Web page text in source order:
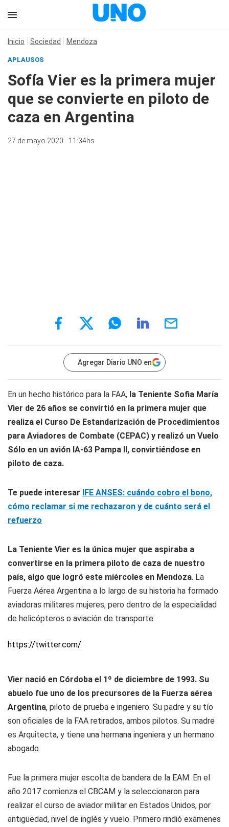
Inicio Sociedad Mendoza
APLAUSOS
Sofía Vier es la primera mujer
que se convierte en piloto de
caza en Argentina
27 de mayo 2020 - 11:34hs
Agregar Diario UNO en
En un hecho histórico para la FAA, la Teniente Sofia María
Vier de 26 años se convirtió en la primera mujer que
realiza el Curso De Estandarización de Procedimientos
para Aviadores de Combate (CEPAC) y realizó un Vuelo
Sólo en un avión IA-63 Pampa II, convirtiéndose en
piloto de caza.
Te puede interesar IFE ANSES: cuándo cobro el bono,
cómo reclamar si me rechazaron y de cuánto será el
refuerzo
La Teniente Vier es la única mujer que aspiraba a
convertirse en la primera piloto de caza de nuestro
país, algo que logró este miércoles en Mendoza. La
Fuerza Aérea Argentina a lo largo de su historia ha formado
aviadoras militares mujeres, pero dentro de la especialidad
de helicópteros o aviación de transporte.
https://twitter.com/
Vier nació en Córdoba el 1º de diciembre de 1993. Su
abuelo fue uno de los precursores de la Fuerza aérea
Argentina, piloto de prueba e ingeniero. Su padre y su tío
son oficiales de la FAA retirados, ambos pilotos. Su madre
es Arquitecta, y tiene una hermana ingeniera y un hermano
abogado.
Fue la primera mujer escolta de bandera de la EAM. En el
año 2017 comienza el CBCAM y la seleccionaron para
realizar el curso de aviador militar en Estados Unidos, por
antigüedad, nivel de inglés y vuelo. Primero rindió exámenes